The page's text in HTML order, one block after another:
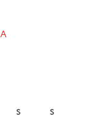
S S